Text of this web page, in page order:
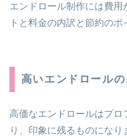
エンドロール制作には費用
トと料金の内訳と節約のポ
高いエンドロールの
高価なエンドロールはプロ
り、印象に残るものになり